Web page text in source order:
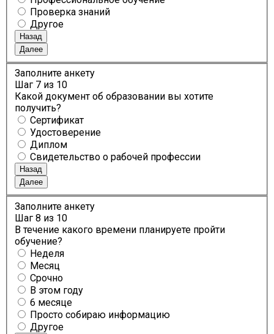
Проверка знаний
Другое
Назад
Далее
Заполните анкету
Шаг 7 из 10
Какой документ об образовании вы хотите
получить?
Сертификат
Удостоверение
Диплом
Свидетельство о рабочей профессии
Назад
Далее
Заполните анкету
Шаг 8 из 10
В течение какого времени планируете пройти
обучение?
Неделя
Месяц
Срочно
В этом году
6 месяце
Просто собираю информацию
Другое